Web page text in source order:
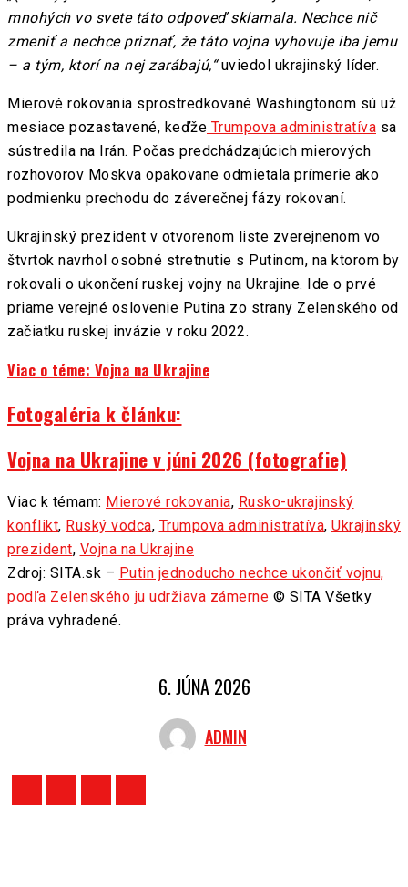
mnohých vo svete táto odpoveď sklamala. Nechce nič
zmeniť a nechce priznať, že táto vojna vyhovuje iba jemu
– a tým, ktorí na nej zarábajú,“uviedol ukrajinský líder.
Mierové rokovania sprostredkované Washingtonom sú už
mesiace pozastavené, keďže Trumpova administratíva sa
sústredila na Irán. Počas predchádzajúcich mierových
rozhovorov Moskva opakovane odmietala prímerie ako
podmienku prechodu do záverečnej fázy rokovaní.
Ukrajinský prezident v otvorenom liste zverejnenom vo
štvrtok navrhol osobné stretnutie s Putinom, na ktorom by
rokovali o ukončení ruskej vojny na Ukrajine. Ide o prvé
priame verejné oslovenie Putina zo strany Zelenského od
začiatku ruskej invázie v roku 2022.
Viac o téme: Vojna na Ukrajine
Fotogaléria k článku:
Vojna na Ukrajine v júni 2026 (fotografie)
Viac k témam: Mierové rokovania, Rusko-ukrajinský
konflikt, Ruský vodca, Trumpova administratíva, Ukrajinský
prezident, Vojna na Ukrajine
Zdroj: SITA.sk – Putin jednoducho nechce ukončiť vojnu,
podľa Zelenského ju udržiava zámerne © SITA Všetky
práva vyhradené.
6. JÚNA 2026
ADMIN